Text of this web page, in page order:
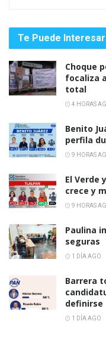
Te Puede Interesar
Choque
focaliza
total
4 HORAS
Benito
perfila
9 HORAS
El Verde
crece y
9 HORAS
Paulina
seguras
1 DÍA AGO
Barrera
definirse
1 DÍA AGO